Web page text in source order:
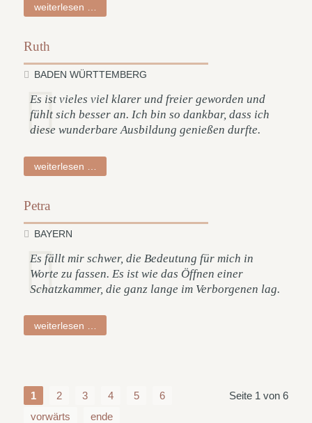
weiterlesen …
Ruth
BADEN WÜRTTEMBERG
Es ist vieles viel klarer und freier geworden und
fühlt sich besser an. Ich bin so dankbar, dass ich
diese wunderbare Ausbildung genießen durfte.
weiterlesen …
Petra
BAYERN
Es fällt mir schwer, die Bedeutung für mich in
Worte zu fassen. Es ist wie das Öffnen einer
Schatzkammer, die ganz lange im Verborgenen lag.
weiterlesen …
Seite 1 von 6
1 2 3 4 5
6
vorwärts
ende